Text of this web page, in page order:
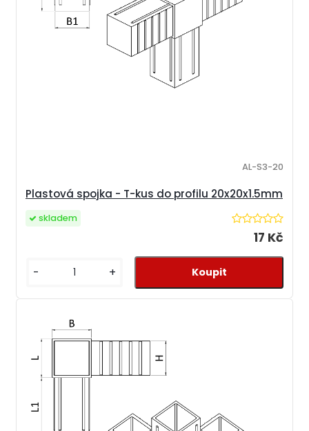
Plastová spojka - T-kus do profilu 20x20x1.5mm
AL-S3-20
17 Kč
skladem
- +